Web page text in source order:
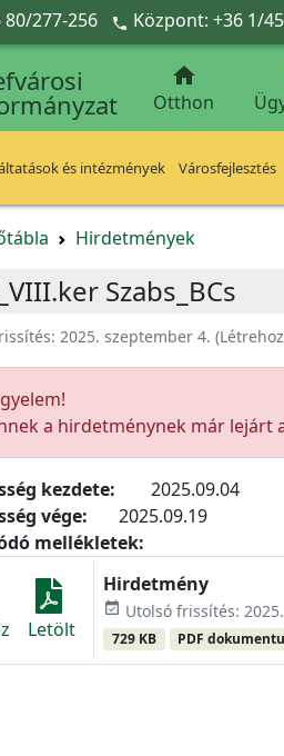
80/277-256  Központ: +36 1/

Otthon
és intézmények Városfejlesztés
Hirdetmények
Szabs_BCs
2025. szeptember 4.
a hirdetménynek már lejárt
kezdete:
2025.09.04
vége:
2025.09.19
mellékletek:
Letölt
Hirdetmény
event_available Utolsó frissítés:
729 KB PDF